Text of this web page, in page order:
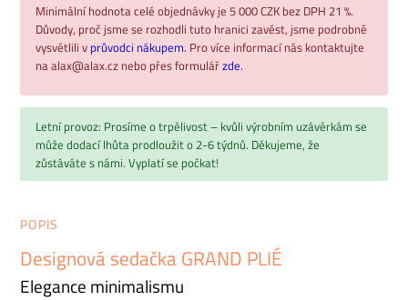
Minimální hodnota celé objednávky je 5 000 CZK bez DPH 21 %.
Důvody, proč jsme se rozhodli tuto hranici zavést, jsme podrobně
vysvětlili v průvodci nákupem. Pro více informací nás kontaktujte
na alax@alax.cz nebo přes formulářzde.
Letní provoz: Prosíme o trpělivost – kvůli výrobním uzávěrkám se
může dodací lhůta prodloužit o 2-6 týdnů. Děkujeme, že
zůstáváte s námi. Vyplatí se počkat!
POPIS
Designová sedačka GRAND PLIÉ
Elegance minimalismu